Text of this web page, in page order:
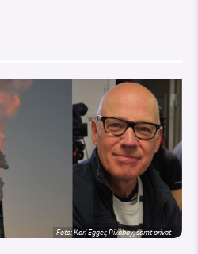
Foto:Karl Egger, Pixabay, samt privat